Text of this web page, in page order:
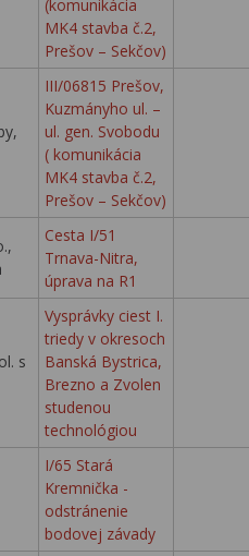
(komunikácia
MK4 stavba č.2,
Prešov – Sekčov)
III/06815 Prešov,
Kuzmányho ul. –
ul. gen. Svobodu
( komunikácia
MK4 stavba č.2,
Prešov – Sekčov)
Cesta I/51
Trnava-Nitra,
úprava na R1
s
Vysprávky ciest I.
triedy v okresoch
Banská Bystrica,
Brezno a Zvolen
studenou
technológiou
I/65 Stará
Kremnička -
odstránenie
bodovej závady